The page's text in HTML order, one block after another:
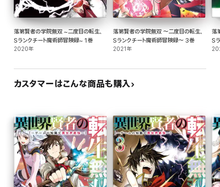
落第賢者の学院無双 ~二度目の転生、
Sランクチート魔術師冒険録~ 1巻
2020年
落第賢者の学院無双 ～二度目の転生、
Sランクチート魔術師冒険録～ 3巻
2021年
落第
S
カスタマーはこんな商品も購入